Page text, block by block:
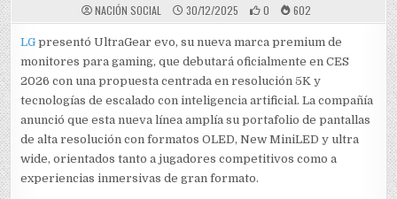
NACIÓN SOCIAL 30/12/2025 0 602
LG presentó UltraGear evo, su nueva marca premium de
monitores para gaming, que debutará oficialmente en CES
2026 con una propuesta centrada en resolución 5K y
tecnologías de escalado con inteligencia artificial. La compañía
anunció que esta nueva línea amplía su portafolio de pantallas
de alta resolución con formatos OLED, New MiniLED y ultra
wide, orientados tanto a jugadores competitivos como a
experiencias inmersivas de gran formato.